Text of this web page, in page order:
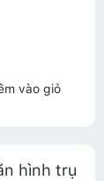
vào giỏ
hình trụ